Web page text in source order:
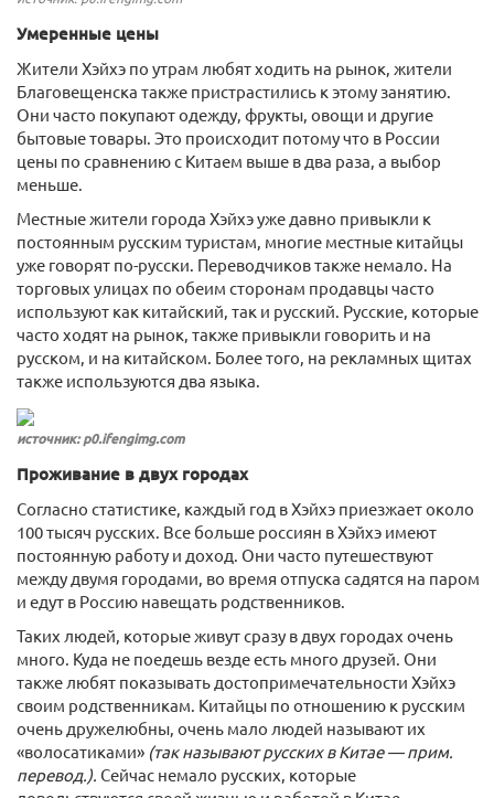
Умеренные цены
Жители Хэйхэ по утрам любят ходить на рынок, жители
Благовещенска также пристрастились к этому занятию.
Они часто покупают одежду, фрукты, овощи и другие
бытовые товары. Это происходит потому что в России
цены по сравнению с Китаем выше в два раза, а выбор
меньше.
Местные жители города Хэйхэ уже давно привыкли к
постоянным русским туристам, многие местные китайцы
уже говорят по-русски. Переводчиков также немало. На
торговых улицах по обеим сторонам продавцы часто
используют как китайский, так и русский. Русские, которые
часто ходят на рынок, также привыкли говорить и на
русском, и на китайском. Более того, на рекламных щитах
также используются два языка.
источник: p0.ifengimg.com
Проживание в двух городах
Согласно статистике, каждый год в Хэйхэ приезжает около
100 тысяч русских. Все больше россиян в Хэйхэ имеют
постоянную работу и доход. Они часто путешествуют
между двумя городами, во время отпуска садятся на паром
и едут в Россию навещать родственников.
Таких людей, которые живут сразу в двух городах очень
много. Куда не поедешь везде есть много друзей. Они
также любят показывать достопримечательности Хэйхэ
своим родственникам. Китайцы по отношению к русским
очень дружелюбны, очень мало людей называют их
«волосатиками» (так называют русских в Китае — прим.
перевод.). Сейчас немало русских, которые